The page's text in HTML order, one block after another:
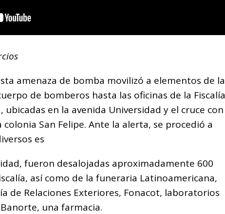
amenaza de bomba movilizó a elementos de la
de bomberos hasta las oficinas de la Fiscalía
ubicadas en la avenida Universidad y el cruce con
colonia San Felipe. Ante la alerta, se procedió a
es
fueron desalojadas aproximadamente 600
así como de la funeraria Latinoamericana,
de Relaciones Exteriores, Fonacot, laboratorios
una farmacia.